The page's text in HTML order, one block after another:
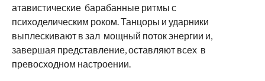
атавистические барабанные ритмы с
психоделическим роком. Танцоры и ударники
выплескивают в зал мощный поток энергии и,
завершая представление, оставляют всех в
превосходном настроении.